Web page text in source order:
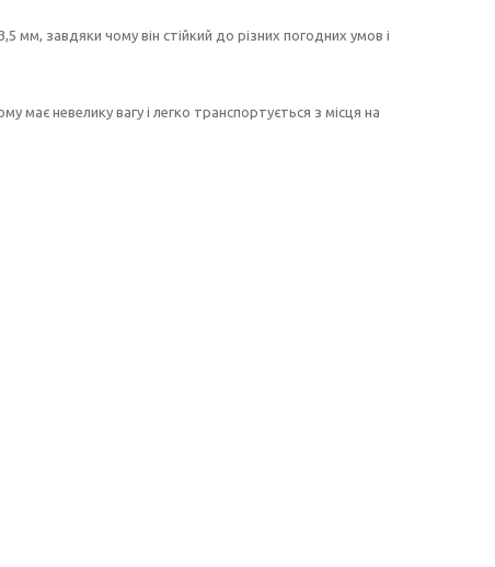
мм, завдяки чому він стійкий до різних погодних умов і
має невелику вагу і легко транспортується з місця на